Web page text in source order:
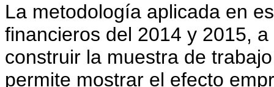
La metodología aplicada en
financieros del 2014 y 2015,
construir la muestra de
permite mostrar el efecto